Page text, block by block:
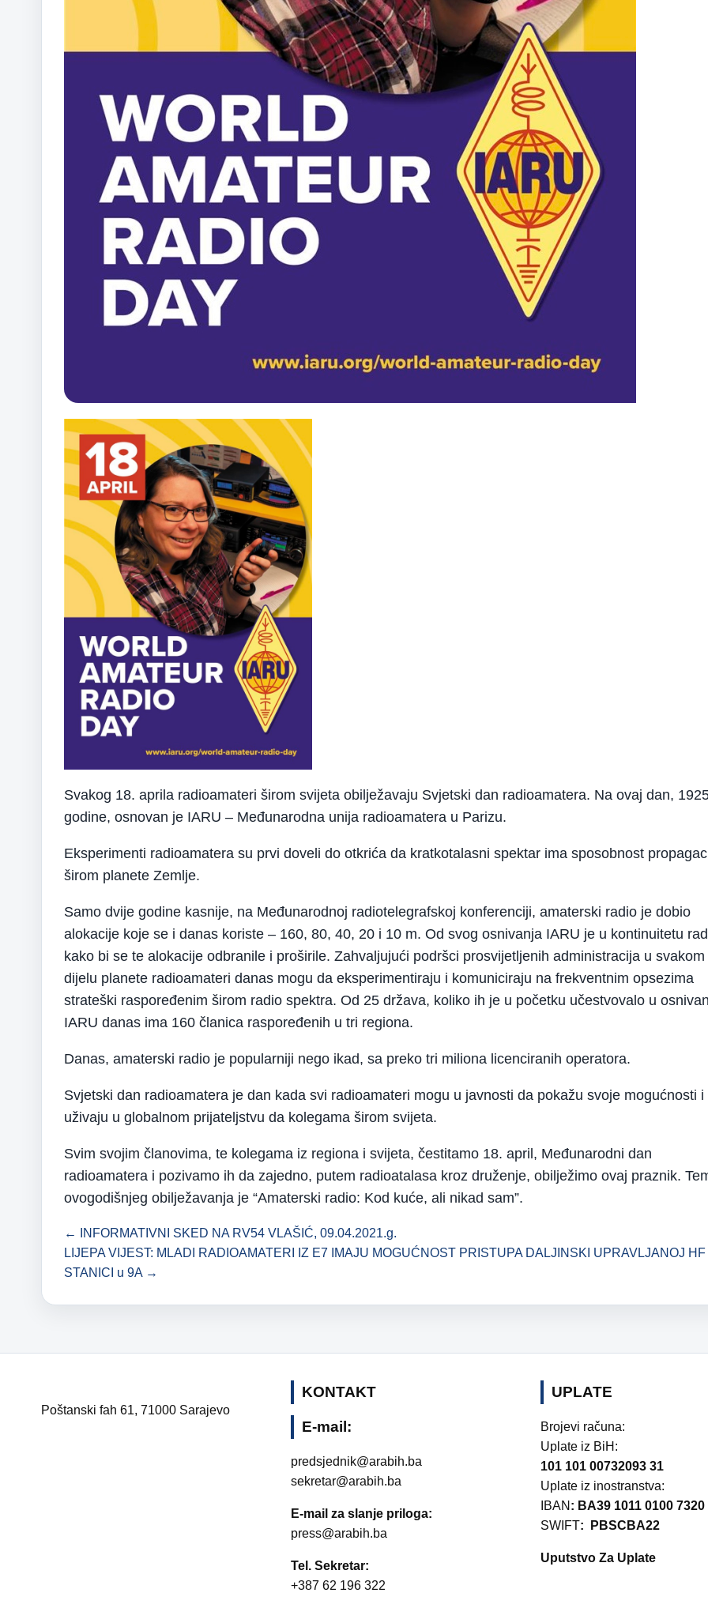
Svakog 18. aprila radioamateri širom svijeta obilježavaju Svjetski dan radioamatera. Na ovaj dan,
godine, osnovan je IARU – Međunarodna unija radioamatera u Parizu.
Eksperimenti radioamatera su prvi doveli do otkrića da kratkotalasni spektar ima sposobnost
širom planete Zemlje.
Samo dvije godine kasnije, na Međunarodnoj radiotelegrafskoj konferenciji, amaterski radio je dobio
alokacije koje se i danas koriste – 160, 80, 40, 20 i 10 m. Od svog osnivanja IARU je u kontinuitetu
kako bi se te alokacije odbranile i proširile. Zahvaljujući podršci prosvijetljenih administracija u svakom
dijelu planete radioamateri danas mogu da eksperimentiraju i komuniciraju na frekventnim opsezima
strateški raspoređenim širom radio spektra. Od 25 država, koliko ih je u početku učestvovalo u
IARU danas ima 160 članica raspoređenih u tri regiona.
Danas, amaterski radio je popularniji nego ikad, sa preko tri miliona licenciranih operatora.
Svjetski dan radioamatera je dan kada svi radioamateri mogu u javnosti da pokažu svoje mogućnosti i
uživaju u globalnom prijateljstvu da kolegama širom svijeta.
Svim svojim članovima, te kolegama iz regiona i svijeta, čestitamo 18. april, Međunarodni dan
radioamatera i pozivamo ih da zajedno, putem radioatalasa kroz druženje, obilježimo ovaj praznik.
ovogodišnjeg obilježavanja je “Amaterski radio: Kod kuće, ali nikad sam”.
← INFORMATIVNI SKED NA RV54 VLAŠIĆ, 09.04.2021.g.
LIJEPA VIJEST: MLADI RADIOAMATERI IZ E7 IMAJU MOGUĆNOST PRISTUPA DALJINSKI UPRAVLJANOJ HF
STANICI u 9A →
Poštanski fah 61, 71000 Sarajevo
KONTAKT
E-mail:
predsjednik@arabih.ba
sekretar@arabih.ba
E-mail za slanje priloga:
press@arabih.ba
Tel. Sekretar:
+387 62 196 322
UPLATE
Brojevi računa:
Uplate iz BiH:
101 101 00732093 31
Uplate iz inostranstva:
IBAN : BA39 1011 0100 7320
SWIFT: PBSCBA22
Uputstvo Za Uplate